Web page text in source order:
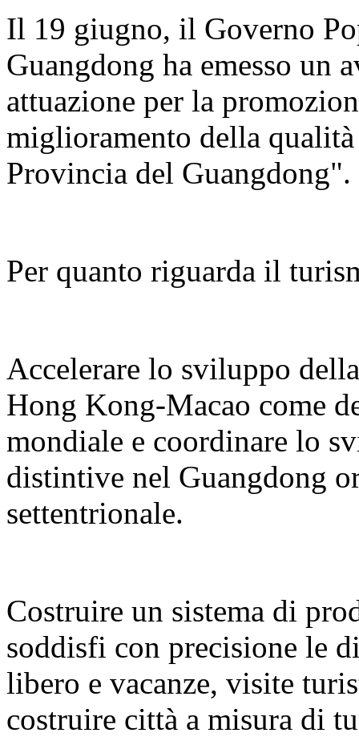
Il 19 giugno, il Governo
Guangdong ha emesso un
attuazione per la
miglioramento della
Provincia del Guangdong".
Per quanto riguarda il
Accelerare lo sviluppo
Hong Kong-Macao come
mondiale e coordinare lo
distintive nel Guangdong
settentrionale.
Costruire un sistema di
soddisfi con precisione le
libero e vacanze, visite
costruire città a misura di